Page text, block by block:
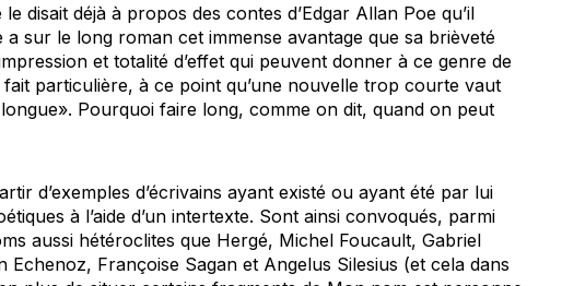
le disait déjà à propos des contes d’Edgar Allan Poe qu’il
a sur le long roman cet immense avantage que sa brièveté
et totalité d’effet qui peuvent donner à ce genre de
particulière, à ce point qu’une nouvelle trop courte vaut
Pourquoi faire long, comme on dit, quand on peut
d’exemples d’écrivains ayant existé ou ayant été par lui
à l’aide d’un intertexte. Sont ainsi convoqués, parmi
aussi hétéroclites que Hergé, Michel Foucault, Gabriel
Françoise Sagan et Angelus Silesius (et cela dans